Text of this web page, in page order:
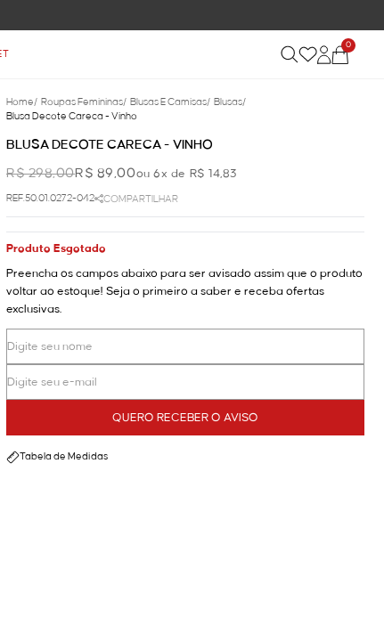
0
Home/ Roupas Femininas/ Blusas E Camisas/ Blusas/
Blusa Decote Careca - Vinho
BLUSA DECOTE CARECA - VINHO
R$ 298,00R$ 89,00ou 6x de R$ 14,83
REF.50.01.0272-042 COMPARTILHAR
Produto Esgotado
Preencha os campos abaixo para ser avisado assim que o produto
voltar ao estoque! Seja o primeiro a saber e receba ofertas
exclusivas.
QUERO RECEBER O AVISO
Tabela de Medidas